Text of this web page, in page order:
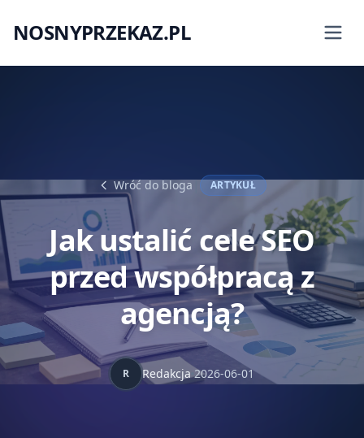
NOSNYPRZEKAZ.PL
Wróć do bloga| ARTYKUŁ
Jak ustalić cele SEO
przed współpracą z
agencją?
R Redakcja 2026-06-01